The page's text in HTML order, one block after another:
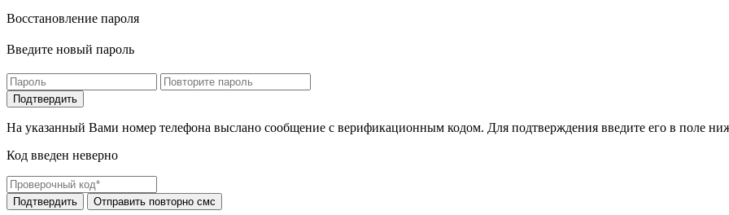
Восстановление пароля
Введите новый пароль
На указанный Вами номер телефона выслано сообщение с верификационным кодом. Для подтверждения введите его в поле
Код введен неверно